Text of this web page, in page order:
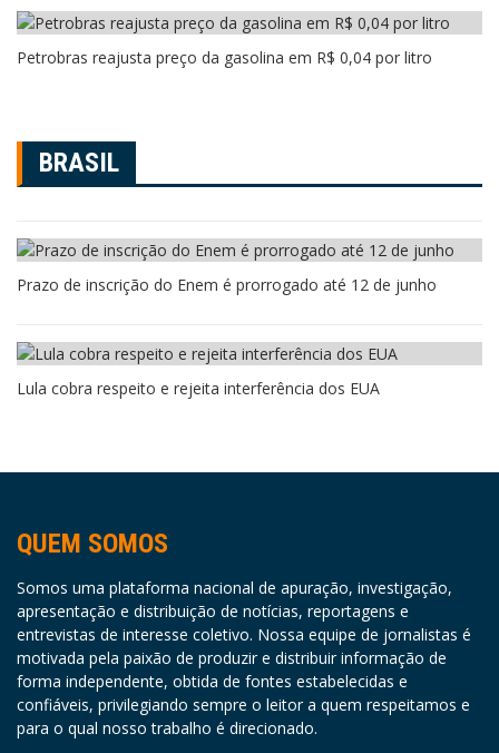
Petrobras reajusta preço da gasolina em R$ 0,04 por litro
BRASIL
Prazo de inscrição do Enem é prorrogado até 12 de junho
Lula cobra respeito e rejeita interferência dos EUA
QUEM SOMOS
Somos uma plataforma nacional de apuração, investigação,
apresentação e distribuição de notícias, reportagens e
entrevistas de interesse coletivo. Nossa equipe de jornalistas é
motivada pela paixão de produzir e distribuir informação de
forma independente, obtida de fontes estabelecidas e
confiáveis, privilegiando sempre o leitor a quem respeitamos e
para o qual nosso trabalho é direcionado.